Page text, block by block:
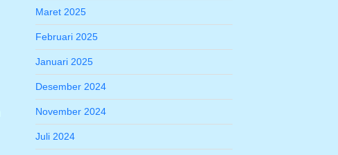
Maret 2025
Februari 2025
Januari 2025
Desember 2024
November 2024
Juli 2024